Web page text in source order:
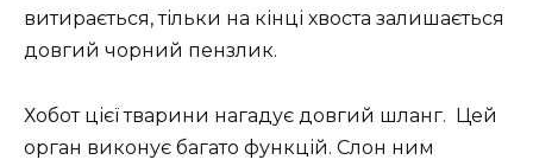
витирається, тільки на кінці хвоста залишається
довгий чорний пензлик.
Хобот цієї тварини нагадує довгий шланг. Цей
орган виконує багато функцій. Слон ним